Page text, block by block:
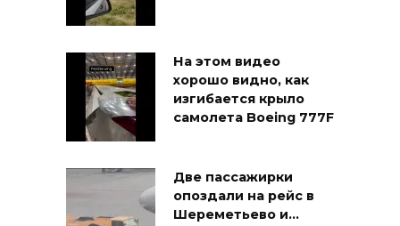
На этом видео
хорошо видно, как
изгибается крыло
самолета Boeing 777F
Две пассажирки
опоздали на рейс в
Шереметьево и…